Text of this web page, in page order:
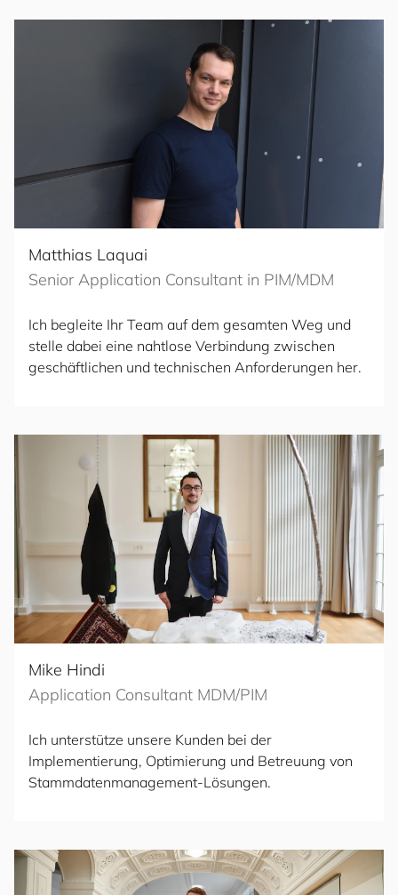
Matthias Laquai
Senior Application Consultant in PIM/MDM
Ich begleite Ihr Team auf dem gesamten Weg und
stelle dabei eine nahtlose Verbindung zwischen
geschäftlichen und technischen Anforderungen her.
Mike Hindi
Application Consultant MDM/PIM
Ich unterstütze unsere Kunden bei der
Implementierung, Optimierung und Betreuung von
Stammdatenmanagement-Lösungen.